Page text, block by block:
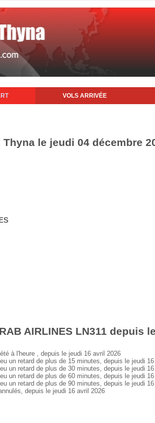
VOLS ARRIVÉE
le jeudi 04 décembre
AIRLINES LN311 depuis
à l'heure , depuis le jeudi 16 avril 2026
un retard de plus de 15 minutes, depuis le jeudi
un retard de plus de 30 minutes, depuis le jeudi
un retard de plus de 60 minutes, depuis le jeudi
un retard de plus de 90 minutes, depuis le jeudi
depuis le jeudi 16 avril 2026